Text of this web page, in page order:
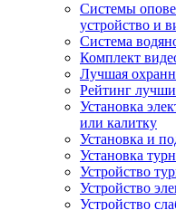
Системы
устройство и
Система
Комплект
Лучшая
Рейтинг
Установка
или калитку
Установка и
Установка
Устройство
Устройство
Устройство